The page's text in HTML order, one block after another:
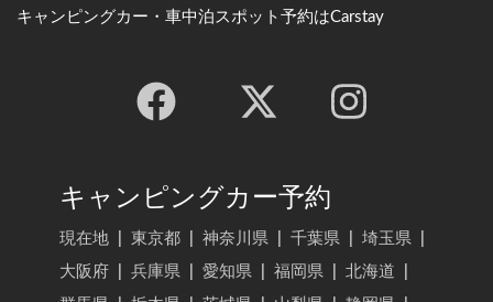
キャンピングカー・車中泊スポット予約はCarstay
キャンピングカー予約
現在地 東京都 神奈川県 千葉県 埼玉県
大阪府
兵庫県 愛知県 福岡県 北海道